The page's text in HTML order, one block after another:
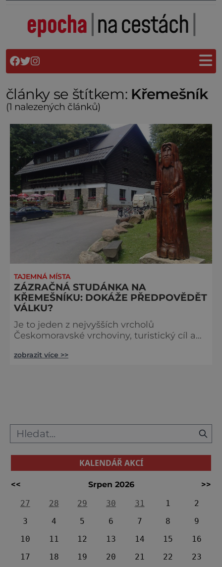
články se štítkem: Křemešník
(1 nalezených článků)
TAJEMNÁ MÍSTA
ZÁZRAČNÁ STUDÁNKA NA
KŘEMEŠNÍKU: DOKÁŽE PŘEDPOVĚDĚT
VÁLKU?
Je to jeden z nejvyšších vrcholů
Českomoravské vrchoviny, turistický cíl a
zázračnou studánkou, která má prý řadu
Zázračná studánka. [caption id="attachme
zobrazit více >>
KALENDÁŘ AKCÍ
<< Srpen 2026
>>
27
28 29 30 31 1
2
3
4 5 6 7 8
9
10
11 12 13 14 15
16
17
18 19 20 21 22
23